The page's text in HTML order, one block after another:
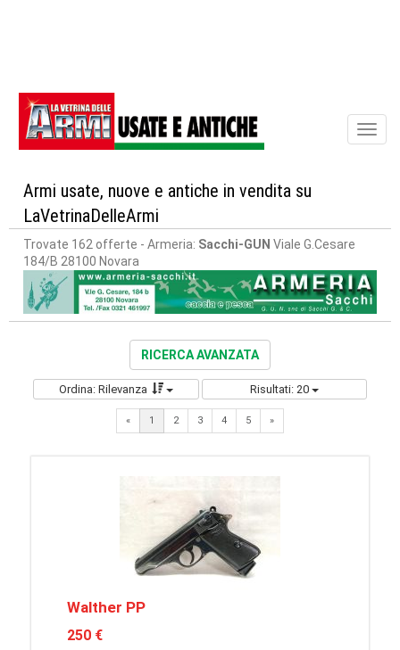
Armi usate, nuove e antiche in vendita su
LaVetrinaDelleArmi
Trovate 162 offerte - Armeria: Sacchi-GUN Viale G.Cesare
184/B 28100 Novara
RICERCA AVANZATA
Ordina: Rilevanza Risultati: 20
« 1 2 3 4 5 »Next
Walther PP
250 €